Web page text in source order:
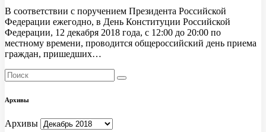
В соответствии с поручением Президента Российской
Федерации ежегодно, в День Конституции Российской
Федерации, 12 декабря 2018 года, с 12:00 до 20:00 по
местному времени, проводится общероссийский день приема
граждан, пришедших…
Архивы
Архивы